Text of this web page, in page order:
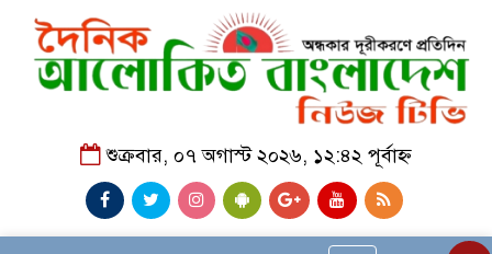
শুক্রবার, ০৭ অগাস্ট ২০২৬, ১২:৪২ পূর্বাহ্ন